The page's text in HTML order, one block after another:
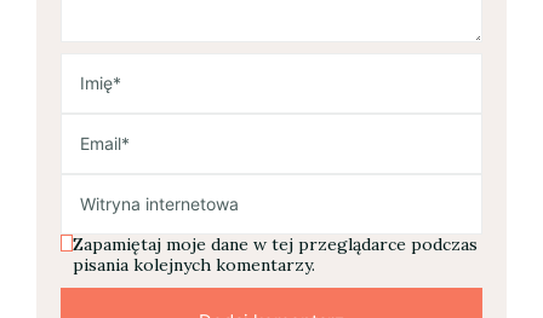
Zapamiętaj moje dane w tej przeglądarce podczas
pisania kolejnych komentarzy.